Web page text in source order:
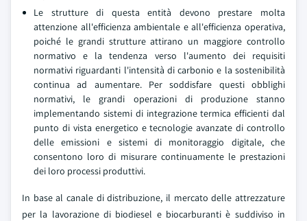
Le strutture di questa entità devono prestare molta
attenzione all'efficienza ambientale e all'efficienza operativa,
poiché le grandi strutture attirano un maggiore controllo
normativo e la tendenza verso l'aumento dei requisiti
normativi riguardanti l'intensità di carbonio e la sostenibilità
continua ad aumentare. Per soddisfare questi obblighi
normativi, le grandi operazioni di produzione stanno
implementando sistemi di integrazione termica efficienti dal
punto di vista energetico e tecnologie avanzate di controllo
delle emissioni e sistemi di monitoraggio digitale, che
consentono loro di misurare continuamente le prestazioni
dei loro processi produttivi.
In base al canale di distribuzione, il mercato delle attrezzature
per la lavorazione di biodiesel e biocarburanti è suddiviso in